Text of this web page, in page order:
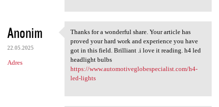
Anonim
22.05.2025
Adres
Thanks for a wonderful share.
Thanks for a wonderful share. Your article has
proved your hard work and experience you have
got in this field. Brilliant .i love it reading. h4 led
headlight bulbs
https://www.automotiveglobespecialist.com/h4-
led-lights